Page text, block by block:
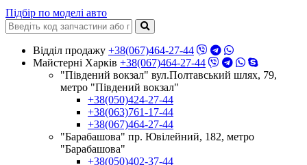
Підбір по моделі авто
Відділ продажу +38(067)464-27-44
Майстерні Харків +38(067)464-27-44
"Південий вокзал" вул.Полтавський шлях, 79,
метро "Південий вокзал"
+38(050)424-27-44
+38(063)761-17-44
+38(067)464-27-44
"Барабашова" пр. Ювілейний, 182, метро
"Барабашова"
+38(050)402-37-44